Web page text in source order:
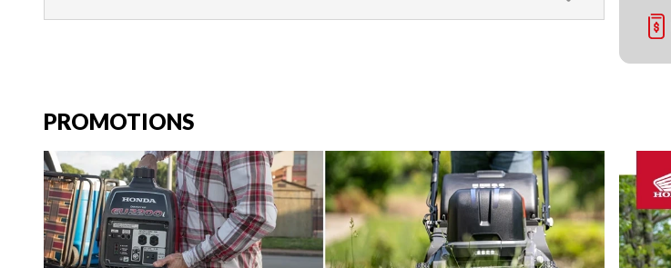
PROMOTIONS